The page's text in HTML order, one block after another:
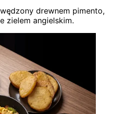
drewnem pimento,
zielem angielskim.